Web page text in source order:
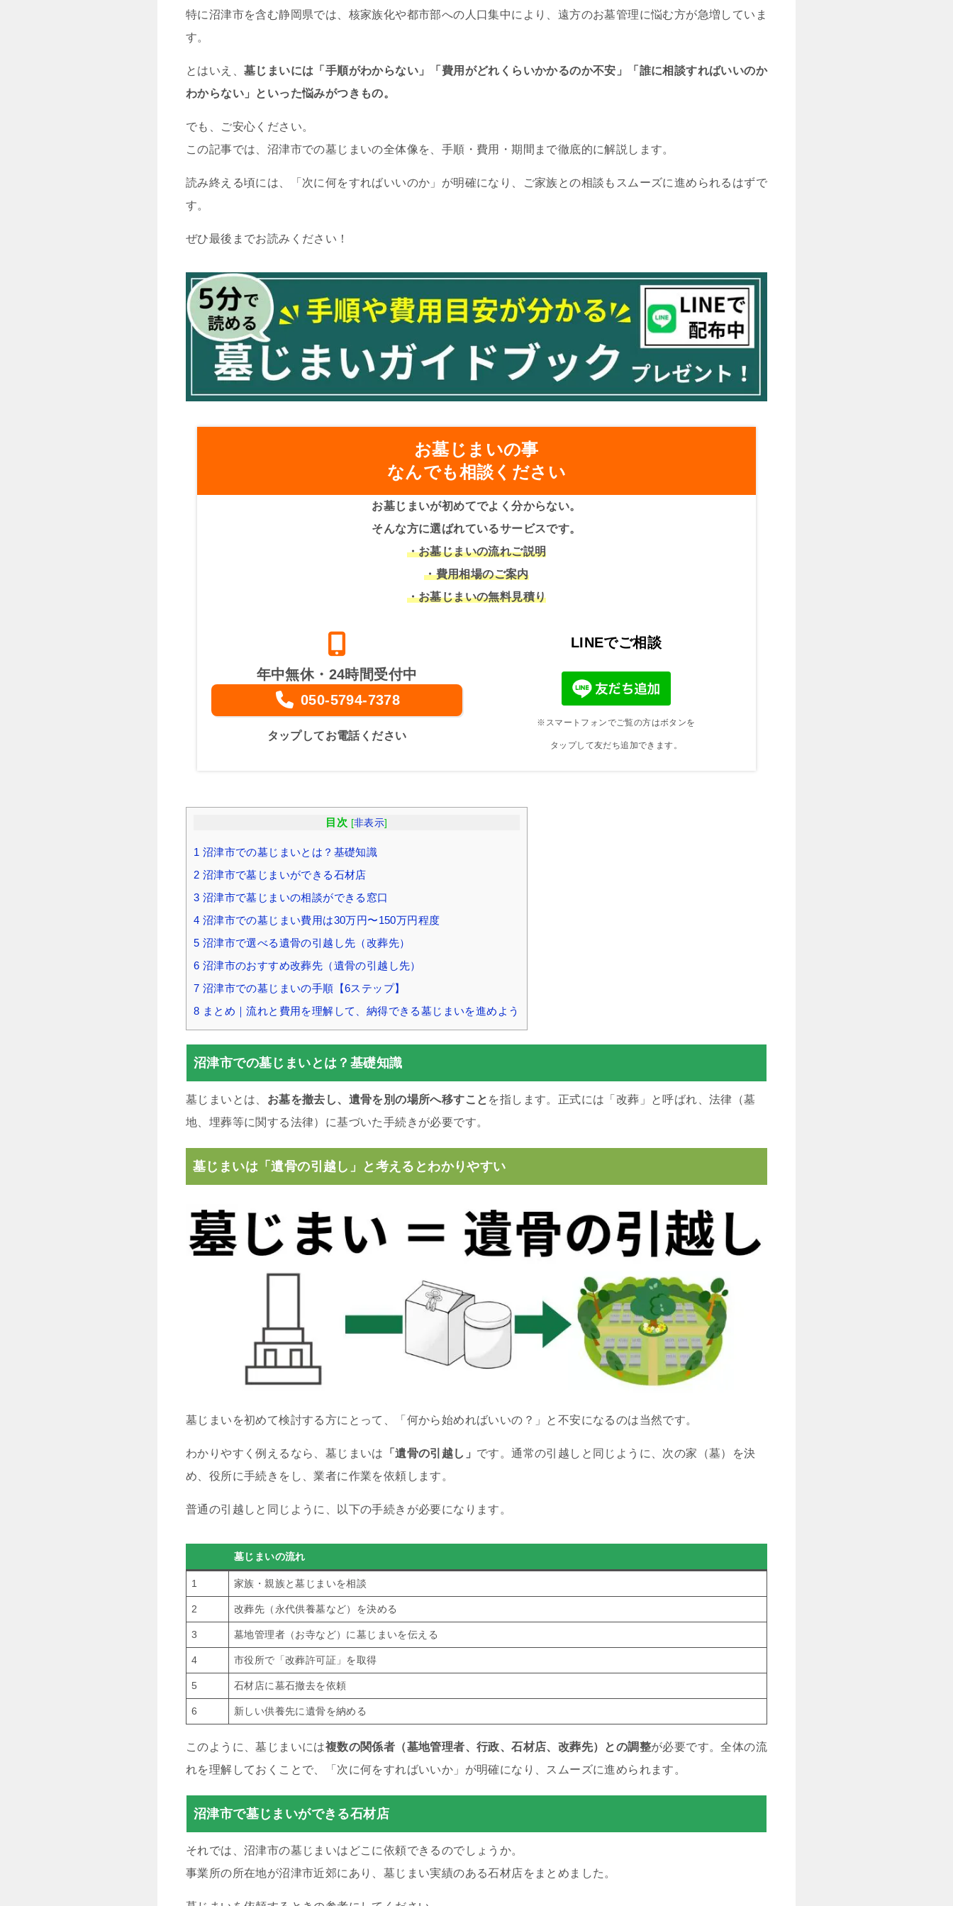
特に沼津市を含む静岡県では、核家族化や都市部への人口集中により、遠方のお墓管理に悩む方が急増していま
す。
とはいえ、 墓じまいには「手順がわからない」「費用がどれくらいかかるのか不安」「誰に相談すればいいのか
わからない」といった悩みがつきもの。
でも、ご安心ください。
この記事では、沼津市での墓じまいの全体像を、手順・費用・期間まで徹底的に解説します。
読み終える頃には、「次に何をすればいいのか」が明確になり、ご家族との相談もスムーズに進められるはずで
す。
ぜひ最後までお読みください！
お墓じまいの事
なんでも相談ください
お墓じまいが初めてでよく分からない。
そんな方に選ばれているサービスです。
・お墓じまいの流れご説明
・費用相場のご案内
・お墓じまいの無料見積り
年中無休・24時間受付中
050-5794-7378
タップしてお電話ください
LINEでご相談
※スマートフォンでご覧の方はボタンを
タップして友だち追加できます。
目次 [非表示]
1 沼津市での墓じまいとは？基礎知識
2 沼津市で墓じまいができる石材店
3 沼津市で墓じまいの相談ができる窓口
4 沼津市での墓じまい費用は30万円〜150万円程度
5 沼津市で選べる遺骨の引越し先（改葬先）
6 沼津市のおすすめ改葬先（遺骨の引越し先）
7 沼津市での墓じまいの手順【6ステップ】
8 まとめ｜流れと費用を理解して、納得できる墓じまいを進めよう
沼津市での墓じまいとは？基礎知識
墓じまいとは、 お墓を撤去し、遺骨を別の場所へ移すこと を指します。正式には「改葬」と呼ばれ、法律（墓
地、埋葬等に関する法律）に基づいた手続きが必要です。
墓じまいは「遺骨の引越し」と考えるとわかりやすい
墓じまいを初めて検討する方にとって、「何から始めればいいの？」と不安になるのは当然です。
わかりやすく例えるなら、墓じまいは 「遺骨の引越し」 です。通常の引越しと同じように、次の家（墓）を決
め、役所に手続きをし、業者に作業を依頼します。
普通の引越しと同じように、以下の手続きが必要になります。
墓じまいの流れ
1 家族・親族と墓じまいを相談
2 改葬先（永代供養墓など）を決める
3 墓地管理者（お寺など）に墓じまいを伝える
4 市役所で「改葬許可証」を取得
5 石材店に墓石撤去を依頼
6 新しい供養先に遺骨を納める
このように、墓じまいには複数の関係者（墓地管理者、行政、石材店、改葬先）との調整が必要です。全体の流
れを理解しておくことで、「次に何をすればいいか」が明確になり、スムーズに進められます。
沼津市で墓じまいができる石材店
それでは、沼津市の墓じまいはどこに依頼できるのでしょうか。
事業所の所在地が沼津市近郊にあり、墓じまい実績のある石材店をまとめました。